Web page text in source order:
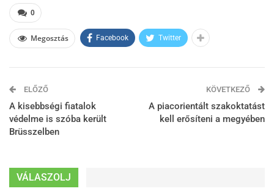
0
Megosztás Facebook Twitter
ELŐZŐ
A kisebbségi fiatalok
védelme is szóba került
Brüsszelben
KÖVETKEZŐ
A piacorientált szakoktatást
kell erősíteni a megyében
VÁLASZOLJ